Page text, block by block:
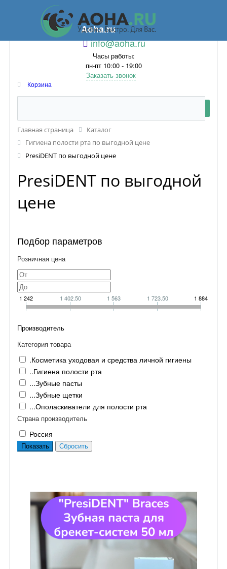
Aoha.ru
info@aoha.ru
Часы работы:
пн-пт 10:00 - 19:00
Заказать звонок
Корзина
Главная страница
Каталог
Гигиена полости рта по выгодной цене
PresiDENT по выгодной цене
PresiDENT по выгодной
цене
Подбор параметров
Розничная цена
1 242 1 402.50 1 563 1 723.50 1 884
Производитель
Категория товара
.Косметика уходовая и средства личной гигиены
..Гигиена полости рта
...Зубные пасты
...Зубные щетки
...Ополаскиватели для полости рта
Страна производитель
Россия